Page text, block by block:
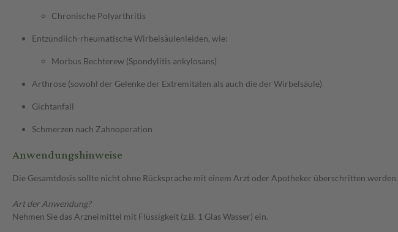
Chronische Polyarthritis
Entzündlich-rheumatische Wirbelsäulenleiden, wie:
Morbus Bechterew (Spondylitis ankylosans)
Arthrose (sowohl der Gelenke der Extremitäten als auch die der Wirbelsäule)
Gichtanfall
Schmerzen nach Zahnoperation
Anwendungshinweise
Die Gesamtdosis sollte nicht ohne Rücksprache mit einem Arzt oder Apotheker überschritten werden.
Art der Anwendung?
Nehmen Sie das Arzneimittel mit Flüssigkeit (z.B. 1 Glas Wasser) ein.